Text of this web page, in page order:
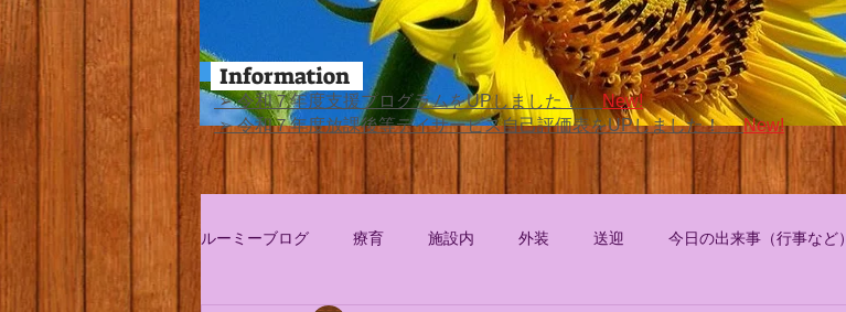
Information
​ ➢ 令和７年度支援プログラムをUPしました！New!
​ ➢ 令和７年度放課後等デイサービス自己評価表をUPしました！
New!
ルーミーブログ 療育 施設内 外装 送迎 今日の出来事（行事など）